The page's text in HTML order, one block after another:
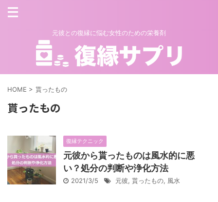
元彼との復縁に悩む女性のための栄養剤
HOME > 貰ったもの
貰ったもの
復縁テクニック
元彼から貰ったものは風水的に悪
い？処分の判断や浄化方法
2021/3/5 元彼, 貰ったもの, 風水